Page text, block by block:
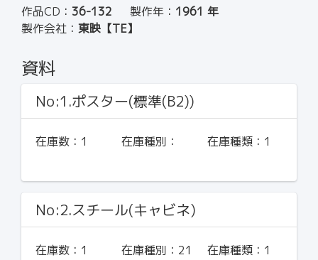
作品CD： 36-132 製作年： 1961 年
製作会社： 東映【TE】
資料
No:1.ポスター(標準(B2))
在庫数： 1 在庫種別： 在庫種類： 1
No:2.スチール(キャビネ)
在庫数： 1 在庫種別： 21 在庫種類： 1